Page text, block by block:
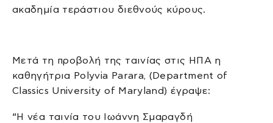
ακαδημία τεράστιου διεθνούς κύρους.
Μετά τη προβολή της ταινίας στις ΗΠΑ η
καθηγήτρια Polyvia Parara, (Department of
Classics University of Maryland) έγραψε:
“Η νέα ταινία του Ιωάννη Σμαραγδή